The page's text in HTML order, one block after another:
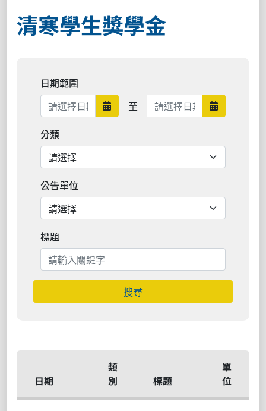
清寒學生獎學金
日期範圍
日期範圍開始
至 日期範圍結束 日期範圍
分類
公告單位
標題
搜尋
日期
類
別
標題
單
位